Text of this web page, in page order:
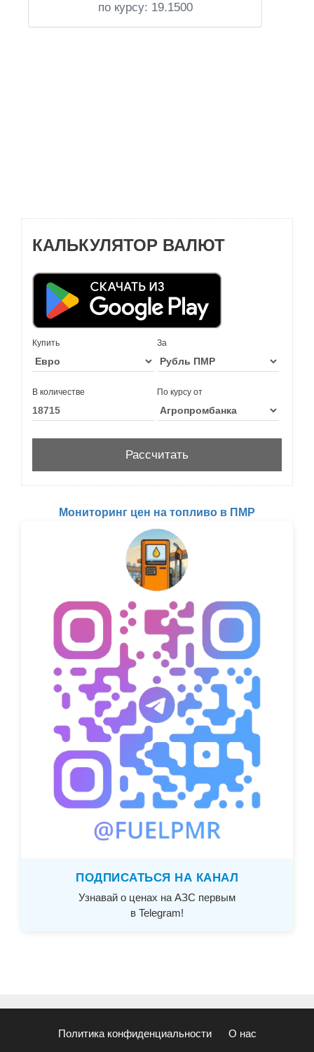
по курсу: 19.1500
КАЛЬКУЛЯТОР ВАЛЮТ
Купить За
В количестве По курсу от
Мониторинг цен на топливо в ПМР
ПОДПИСАТЬСЯ НА КАНАЛ
Узнавай о ценах на АЗС первым
в Telegram!
Политика конфиденциальности О нас